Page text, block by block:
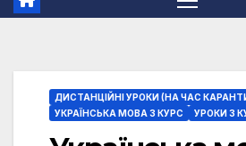
ДИСТАНЦІЙНІ УРОКИ (НА ЧАС
УКРАЇНСЬКА МОВА 3 КУРС
УРОКИ 3